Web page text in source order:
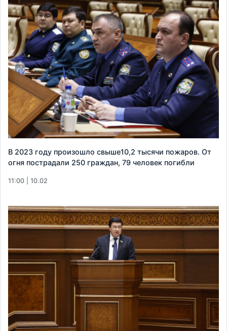
В 2023 году произошло свыше10,2 тысячи пожаров. От
огня пострадали 250 граждан, 79 человек погибли
11:00 | 10.02